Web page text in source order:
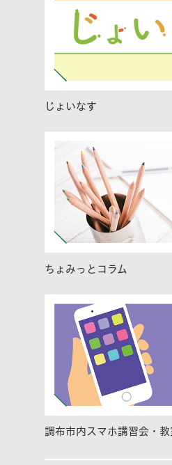
じょいなす
ちょみっとコラム
調布市内スマホ講習会・